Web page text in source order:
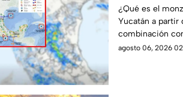
LLUVIAS a
¿Qué es el
Yucatán a partir
combinación
fuertes lluvias.
agosto 06, 2026